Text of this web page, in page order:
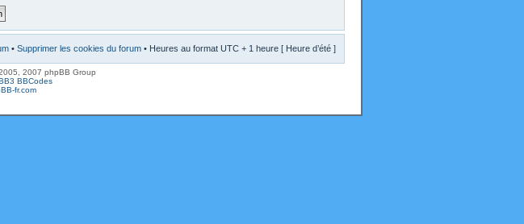
• Supprimer les cookies du forum • Heures au format UTC + 1 heure [ Heure d’été ]
2007 phpBB Group
BBCodes
fr.com